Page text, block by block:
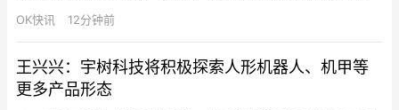
最高50个全模态素材参考，具备更精准、稳定的编辑能力，并兼容
支持十余种语言。目前，Seedance 2.5已在LibTV、奇想AI、
OK快讯 12分钟前
王兴兴：宇树科技将积极探索人形机器人、机甲等
更多产品形态